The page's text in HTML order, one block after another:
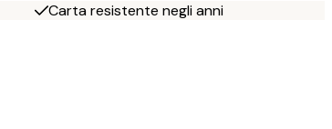
Carta resistente negli anni